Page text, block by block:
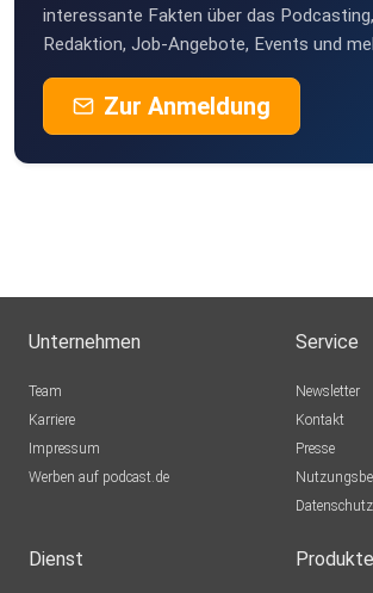
interessante Fakten über das
Redaktion, Job-Angebote, Events und
Zur Anmeldung
Unternehmen
Team
Karriere
Impressum
Werben auf podcast.de
Service
Newsletter
Kontakt
Presse
Datenschutz
Dienst Produkte